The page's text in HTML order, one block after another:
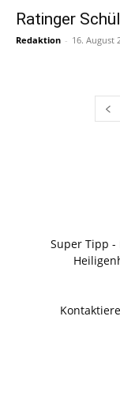
Ratinger
Redaktion - 16. August
Super Tipp